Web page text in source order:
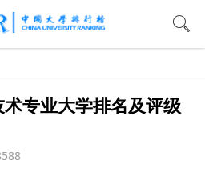
专业大学排名及评级